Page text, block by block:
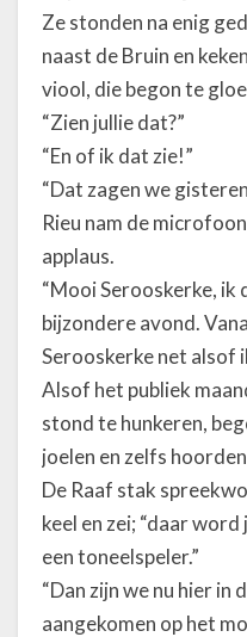
Ze stonden na enig
naast de Bruin en
viool, die begon te
“Zien jullie dat?”
“En of ik dat zie!”
“Dat zagen we
Rieu nam de
applaus.
“Mooi Serooskerke, ik
bijzondere avond.
Serooskerke net alsof
Alsof het publiek
stond te hunkeren,
joelen en zelfs
De Raaf stak
keel en zei; “daar
een toneelspeler.”
“Dan zijn we nu hier in
aangekomen op het